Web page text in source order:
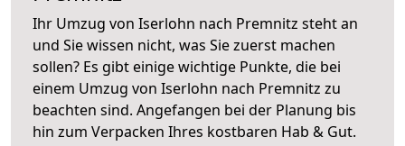
Ihr Umzug von Iserlohn nach Premnitz steht an
und Sie wissen nicht, was Sie zuerst machen
sollen? Es gibt einige wichtige Punkte, die bei
einem Umzug von Iserlohn nach Premnitz zu
beachten sind. Angefangen bei der Planung bis
hin zum Verpacken Ihres kostbaren Hab & Gut.